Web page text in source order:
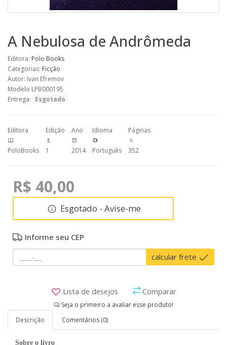
A Nebulosa de Andrômeda
Editora: Polo Books
Categorias: Ficção
Autor: Ivan Efremov
Modelo LPB000195
Entrega: Esgotado
Editora
PoloBooks
Edição
1
Ano
2014
Idioma
Português
Páginas
352
R$ 40,00
Esgotado - Avise-me
Informe seu CEP
calcular frete
Lista de desejos Comparar
Seja o primeiro a avaliar esse produto!
Descrição
Comentários (0)
Sobre o livro